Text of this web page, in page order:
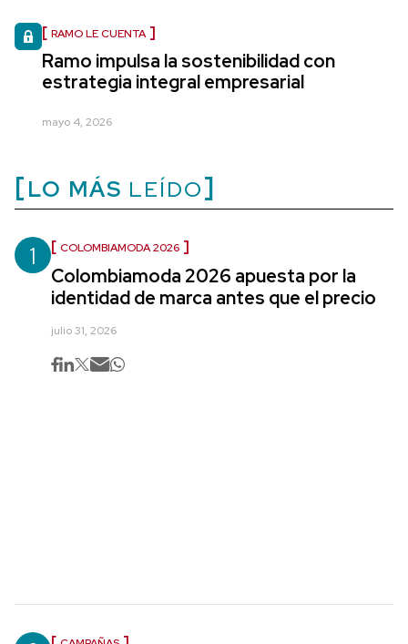
RAMO LE CUENTA
Ramo impulsa la sostenibilidad con
estrategia integral empresarial
mayo 4, 2026
LO MÁS LEÍDO
1 COLOMBIAMODA 2026
Colombiamoda 2026 apuesta por la
identidad de marca antes que el precio
julio 31, 2026